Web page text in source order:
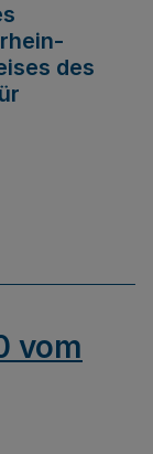
des
vom